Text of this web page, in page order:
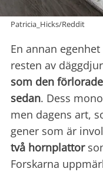
Patricia_Hicks/Reddit
En annan
resten av
som den
sedan. Dess
men dagens art,
gener som är
två hornplattor
Forskarna